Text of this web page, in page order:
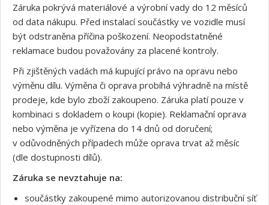
Záruka pokrývá materiálové a výrobní vady do 12 měsíců
od data nákupu. Před instalací součástky ve vozidle musí
být odstraněna příčina poškození. Neopodstatněné
reklamace budou považovány za placené kontroly.
Při zjištěných vadách má kupující právo na opravu nebo
výměnu dílu. Výměna či oprava probíhá výhradně na místě
prodeje, kde bylo zboží zakoupeno. Záruka platí pouze v
kombinaci s dokladem o koupi (kopie). Reklamační oprava
nebo výměna je vyřízena do 14 dnů od doručení;
v odůvodněných případech může oprava trvat až měsíc
(dle dostupnosti dílů).
Záruka se nevztahuje na:
součástky zakoupené mimo autorizovanou distribuční síť